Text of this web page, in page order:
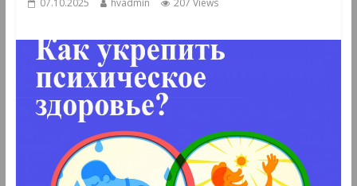
07.10.2025 hvadmin 207 Views